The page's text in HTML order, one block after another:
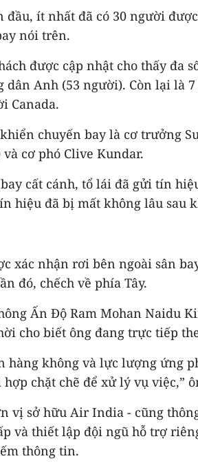
đầu, ít nhất đã có 30 người
nói trên.
được cập nhật cho thấy đa
dân Anh (53 người). Còn lại là
Canada.
chuyến bay là cơ trưởng
cơ phó Clive Kundar.
cất cánh, tổ lái đã gửi tín
hiệu đã bị mất không lâu sau
xác nhận rơi bên ngoài sân
đó, chếch về phía Tây.
Ấn Độ Ram Mohan Naidu
cho biết ông đang trực tiếp
hàng không và lực lượng ứng
chặt chẽ để xử lý vụ việc,”
vị sở hữu Air India - cũng
và thiết lập đội ngũ hỗ trợ
thông tin.